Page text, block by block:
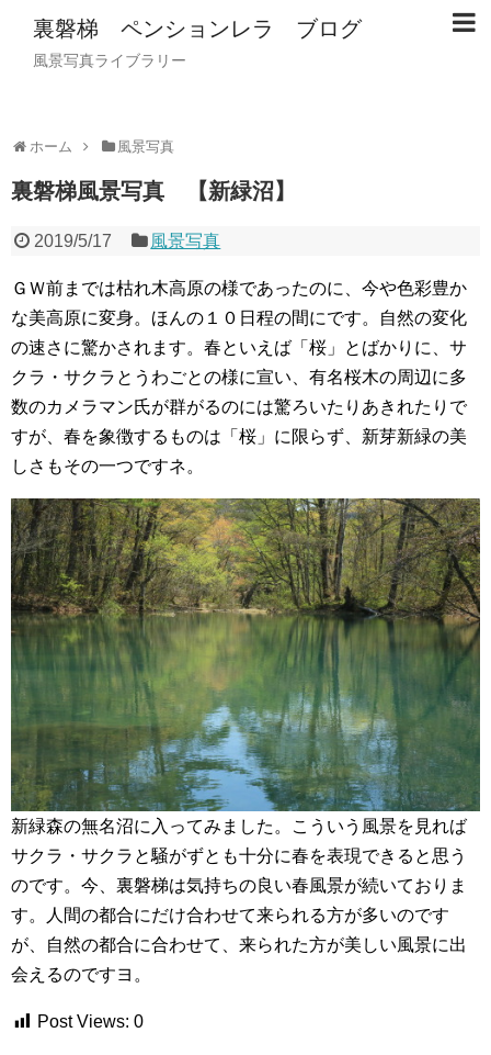
裏磐梯 ペンションレラ ブログ
風景写真ライブラリー
ホーム 風景写真
裏磐梯風景写真 【新緑沼】
2019/5/17 風景写真
ＧＷ前までは枯れ木高原の様であったのに、今や色彩豊か
な美高原に変身。ほんの１０日程の間にです。自然の変化
の速さに驚かされます。春といえば「桜」とばかりに、サ
クラ・サクラとうわごとの様に宣い、有名桜木の周辺に多
数のカメラマン氏が群がるのには驚ろいたりあきれたりで
すが、春を象徴するものは「桜」に限らず、新芽新緑の美
しさもその一つですネ。
新緑森の無名沼に入ってみました。こういう風景を見れば
サクラ・サクラと騒がずとも十分に春を表現できると思う
のです。今、裏磐梯は気持ちの良い春風景が続いておりま
す。人間の都合にだけ合わせて来られる方が多いのです
が、自然の都合に合わせて、来られた方が美しい風景に出
会えるのですヨ。
Post Views: 0